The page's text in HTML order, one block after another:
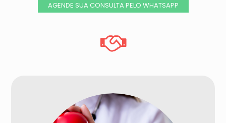
AGENDE SUA CONSULTA PELO WHATSAPP